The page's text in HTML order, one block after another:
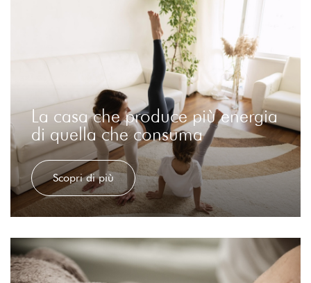
La casa che produce più energia
di quella che consuma
Scopri di più